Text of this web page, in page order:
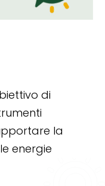
di
la
energie